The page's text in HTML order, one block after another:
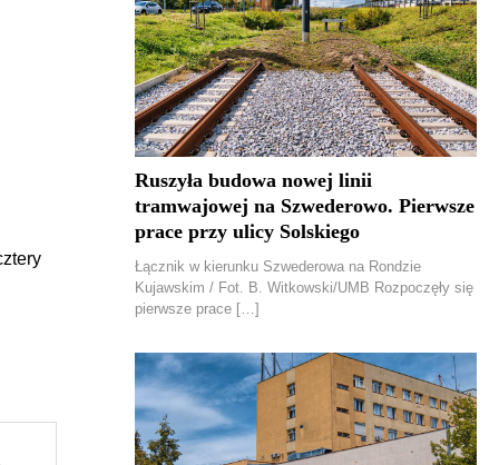
Ruszyła budowa nowej linii
tramwajowej na Szwederowo. Pierwsze
prace przy ulicy Solskiego
Łącznik w kierunku Szwederowa na Rondzie
Kujawskim / Fot. B. Witkowski/UMB Rozpoczęły się
pierwsze prace […]